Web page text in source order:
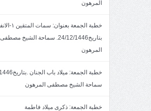
المرهون
خطبة الجمعة بعنوان:
بتاريخ24/12/1446. سماحة الشيخ مصطفى
المرهون
سماحة الشيخ مصطفى المرهون
خطبة الجمعة: ذكرى ميلاد فاطمة